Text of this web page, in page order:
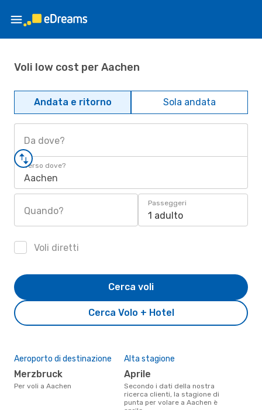
Voli low cost per Aachen
Andata e ritorno Sola andata
Da dove?
Verso dove?
Aachen
Quando?
Passeggeri
1 adulto
Voli diretti
Cerca Volo + Hotel
Cerca voli
Aeroporto di destinazione
Merzbruck
Per voli a Aachen
Alta stagione
aprile
Secondo i dati della nostra
ricerca clienti, la stagione di
punta per volare a Aachen è